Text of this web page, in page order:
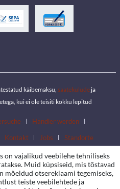
käibemaksu, saatekulude ja
kui ei ole teisiti kokku lepitud
Händler werden
Kontakt Jobs Standorte
on vajalikud veebilehe tehniliseks
Muid küpsiseid, mis tõstavad
mõeldud otsereklaami tegemiseks,
teiste veebilehtede ja